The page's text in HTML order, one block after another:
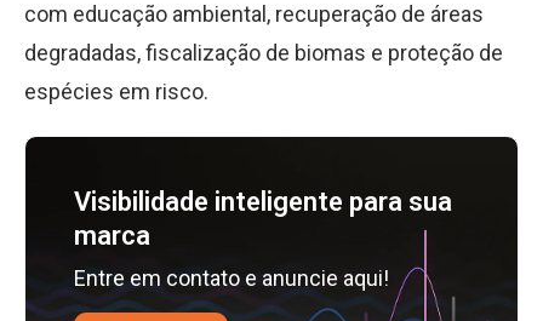
com educação ambiental, recuperação de áreas
degradadas, fiscalização de biomas e proteção de
espécies em risco.
Visibilidade inteligente para sua
marca
Entre em contato e anuncie aqui!